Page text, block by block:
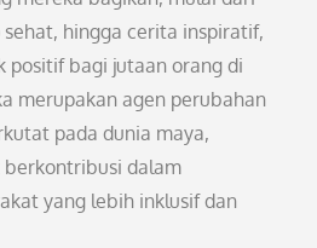
hingga cerita inspiratif,
positif bagi jutaan orang di
merupakan agen perubahan
pada dunia maya,
dalam
yang lebih inklusif dan